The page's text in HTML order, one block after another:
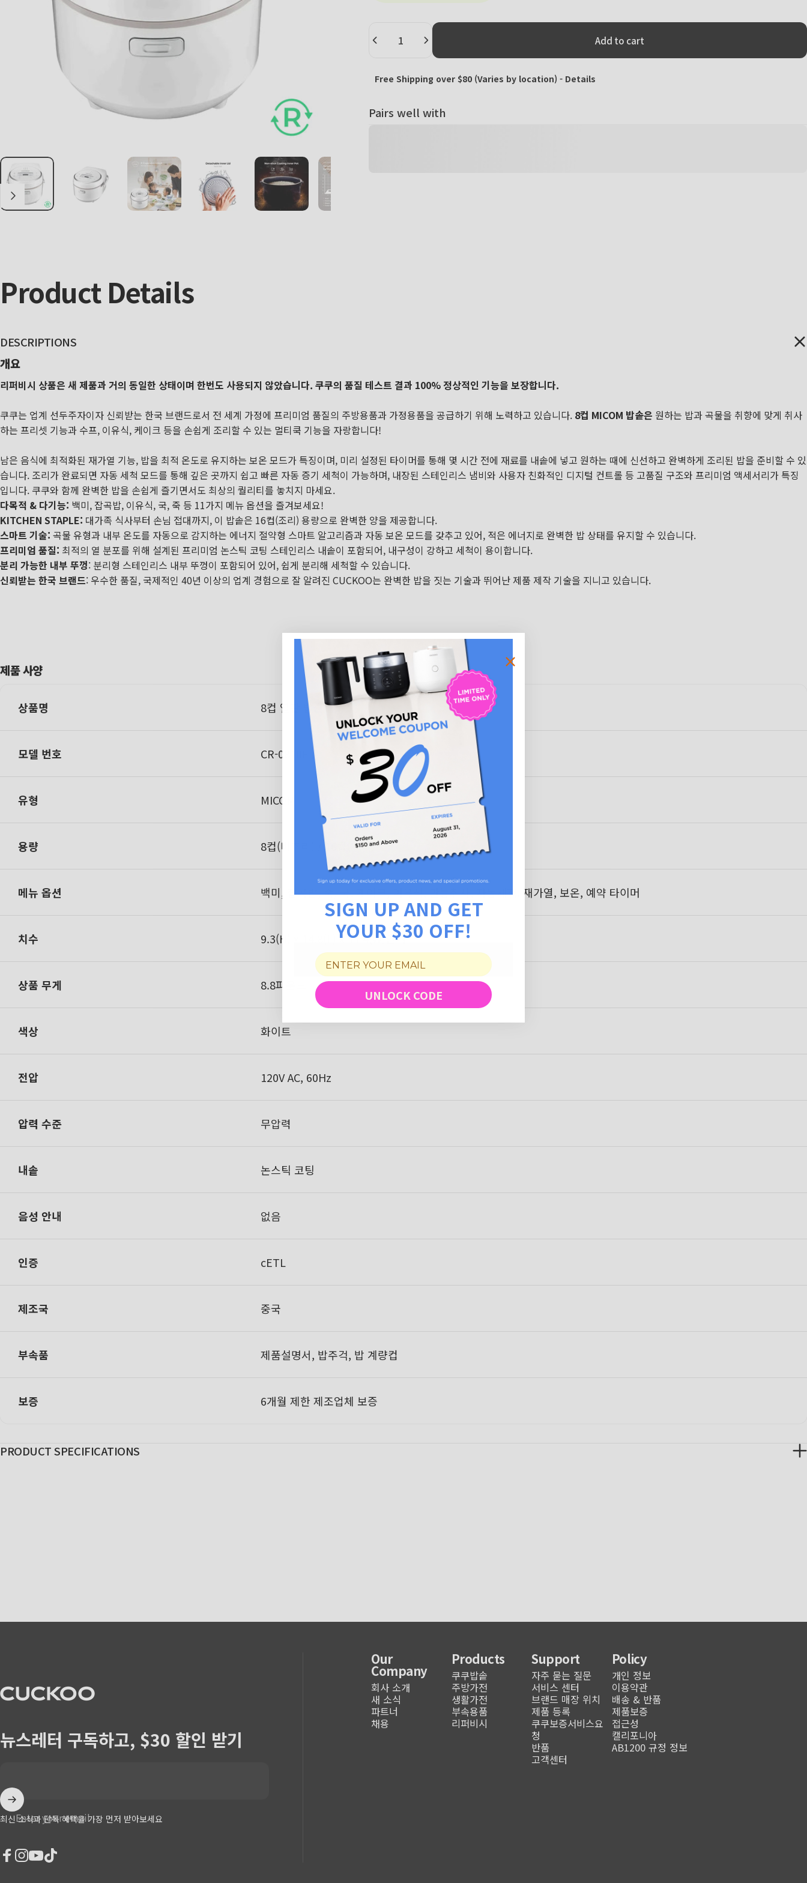
Add to cart
Free Shipping over $80 (Varies by location) - Details
Pairs well with
ProductDetails
DESCRIPTIONS
개요
리퍼비시 상품은 새 제품과 거의 동일한 상태이며 한번도 사용되지 않았습니다. 쿠쿠의 품질 테스트 결과 100% 정상적인 기능을 보장합니다.
쿠쿠는 업계 선두주자이자 신뢰받는 한국 브랜드로서 전 세계 가정에 프리미엄 품질의 주방용품과 가정용품을 공급하기 위해 노력하고 있습니다. 8컵 MICOM 밥솥은 원하는 밥과 곡물을 취향에 맞게 취사
하는 프리셋 기능과 수프, 이유식, 케이크 등을 손쉽게 조리할 수 있는 멀티쿡 기능을 자랑합니다!
남은 음식에 최적화된 재가열 기능, 밥을 최적 온도로 유지하는 보온 모드가 특징이며, 미리 설정된 타이머를 통해 몇 시간 전에 재료를 내솥에 넣고 원하는 때에 신선하고 완벽하게 조리된 밥을 준비할 수 있
습니다. 조리가 완료되면 자동 세척 모드를 통해 깊은 곳까지 쉽고 빠른 자동 증기 세척이 가능하며, 내장된 스테인리스 냄비와 사용자 친화적인 디지털 컨트롤 등 고품질 구조와 프리미엄 액세서리가 특징
입니다. 쿠쿠와 함께 완벽한 밥을 손쉽게 즐기면서도 최상의 퀄리티를 놓치지 마세요.
다목적 & 다기능: 백미, 잡곡밥, 이유식, 국, 죽 등 11가지 메뉴 옵션을 즐겨보세요!
KITCHEN STAPLE: 대가족 식사부터 손님 접대까지, 이 밥솥은 16컵(조리) 용량으로 완벽한 양을 제공합니다.
스마트 기술: 곡물 유형과 내부 온도를 자동으로 감지하는 에너지 절약형 스마트 알고리즘과 자동 보온 모드를 갖추고 있어, 적은 에너지로 완벽한 밥 상태를 유지할 수 있습니다.
프리미엄 품질: 최적의 열 분포를 위해 설계된 프리미엄 논스틱 코팅 스테인리스 내솥이 포함되어, 내구성이 강하고 세척이 용이합니다.
분리 가능한 내부 뚜껑: 분리형 스테인리스 내부 뚜껑이 포함되어 있어, 쉽게 분리해 세척할 수 있습니다.
신뢰받는 한국 브랜드: 우수한 품질, 국제적인 40년 이상의 업계 경험으로 잘 알려진 CUCKOO는 완벽한 밥을 짓는 기술과 뛰어난 제품 제작 기술을 지니고 있습니다.
제품 사양
상품명 8컵 열판 밥솥
모델 번호 CR-0810F
유형 MICOM
용량 8컵(비조리) / 16컵(조리)
메뉴 옵션 백미, 잡곡밥, 죽, 국, 케이크, 이유식, 만능취사, 자동세척, 재가열, 보온, 예약 타이머
치수 9.3(H) x 14.8(L) x 11.4(W)인치
상품 무게 8.8파운드
색상 화이트
전압 120V AC, 60Hz
압력 수준 무압력
내솥 논스틱 코팅
음성 안내 없음
인증 cETL
제조국 중국
부속품 제품설명서, 밥주걱, 밥 계량컵
보증 6개월 제한 제조업체 보증
PRODUCT SPECIFICATIONS
Our
Company
회사 소개
새 소식
파트너
채용
Products
쿠쿠밥솥
주방가전
생활가전
부속용품
리퍼비시
Support
자주 묻는 질문
서비스 센터
브랜드 매장 위치
제품 등록
쿠쿠보증서비스요
청
반품
고객센터
Policy
개인 정보
이용약관
배송 & 반품
제품보증
접근성
캘리포니아
AB1200 규정 정보
CUCKOO America
뉴스레터 구독하고, $30 할인 받기
Enter your email
최신 소식과 단독 혜택을 가장 먼저 받아보세요
SIGN UP AND GET
YOUR $30 OFF!
UNLOCK CODE